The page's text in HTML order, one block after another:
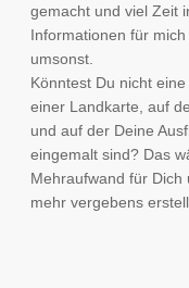
gemacht und viel Zeit
Informationen für
umsonst.
Könntest Du nicht
einer Landkarte, auf
und auf der Deine
eingemalt sind? Das
Mehraufwand für
mehr vergebens